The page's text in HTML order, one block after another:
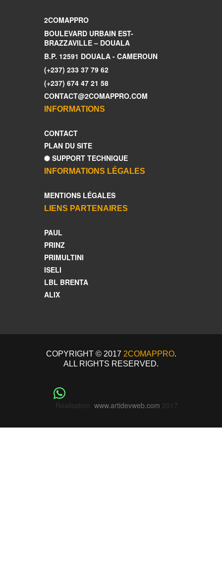
2COMAPPRO
BOULEVARD URBAIN EST-
BRAZZAVILLE – DOUALA
B.P. 12591 DOUALA - CAMEROUN
(+237) 233 37 79 62
(+237) 674 47 21 58
CONTACT@2COMAPPRO.COM
INFORMATIONS
CONTACT
PLAN DU SITE
SUPPORT TECHNIQUE
INFORMATIONS LÉGALES
MENTIONS LÉGALES
LIENS PARTENAIRES
PAUL
PRINZ
PRIMULTINI
ISELI
LBL BRENTA
ALIX
COPYRIGHT © 2017 2COMAPPRO.
ALL RIGHTS RESERVED.
Réalisation www.artidevweb.com 2017